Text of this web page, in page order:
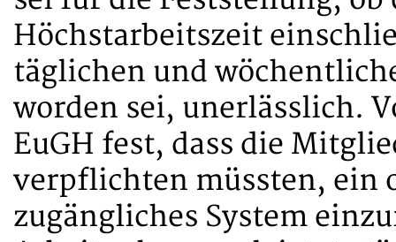
Höchstarbeitszeit
täglichen und
worden sei, unerlässlich.
EuGH fest, dass die
verpflichten müssten, ein
zugängliches System